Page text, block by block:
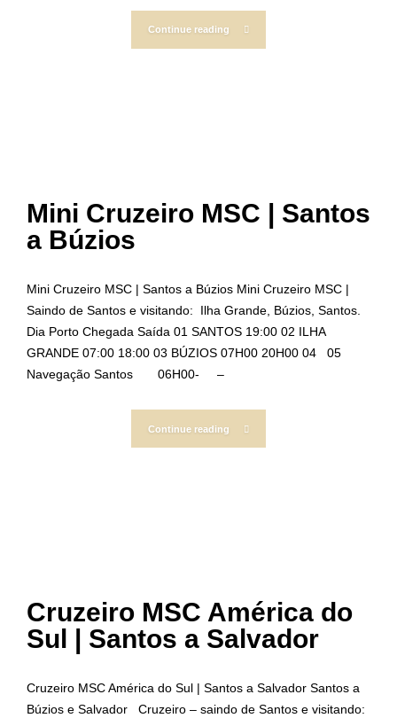
Continue reading
Mini Cruzeiro MSC | Santos
a Búzios
Mini Cruzeiro MSC | Santos a Búzios Mini Cruzeiro MSC |
Saindo de Santos e visitando: Ilha Grande, Búzios, Santos.
Dia Porto Chegada Saída 01 SANTOS 19:00 02 ILHA
GRANDE 07:00 18:00 03 BÚZIOS 07H00 20H00 04 05
Navegação Santos 06H00- –
Continue reading
Cruzeiro MSC América do
Sul | Santos a Salvador
Cruzeiro MSC América do Sul | Santos a Salvador Santos a
Búzios e Salvador Cruzeiro – saindo de Santos e visitando: